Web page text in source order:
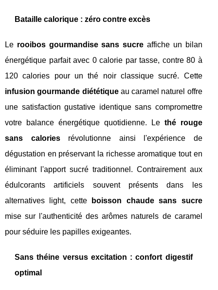
Bataille calorique : zéro contre excès
Le rooibos gourmandise sans sucre affiche un bilan
énergétique parfait avec 0 calorie par tasse, contre 80 à
120 calories pour un thé noir classique sucré. Cette
infusion gourmande diététiqueau caramel naturel offre
une satisfaction gustative identique sans compromettre
votre balance énergétique quotidienne. Le thé rouge
sans caloriesrévolutionne ainsi l'expérience de
dégustation en préservant la richesse aromatique tout en
éliminant l'apport sucré traditionnel. Contrairement aux
édulcorants artificiels souvent présents dans les
alternatives light, cette
boisson chaude sans sucre
mise sur l'authenticité des arômes naturels de caramel
pour séduire les papilles exigeantes.
Sans théine versus excitation : confort digestif
optimal